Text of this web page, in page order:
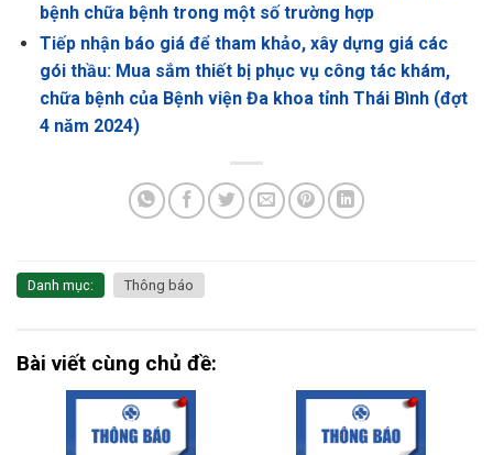
bệnh chữa bệnh trong một số trường hợp
Tiếp nhận báo giá để tham khảo, xây dựng giá các
gói thầu: Mua sắm thiết bị phục vụ công tác khám,
chữa bệnh của Bệnh viện Đa khoa tỉnh Thái Bình (đợt
4 năm 2024)
Danh mục: Thông báo
Bài viết cùng chủ đề: